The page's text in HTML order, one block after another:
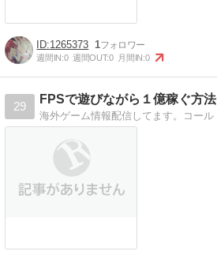
1265373 1
週間IN:0 週間OUT:0 月間IN:0
29
FPSで遊びながら１億稼ぐ方法